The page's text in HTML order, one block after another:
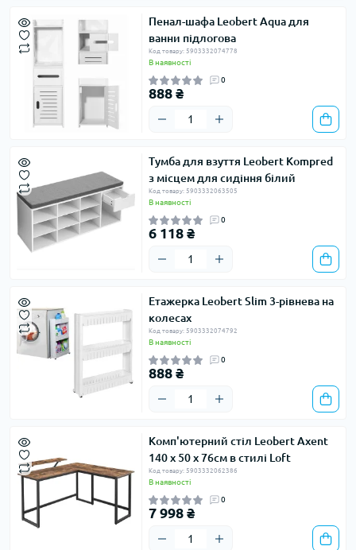
Пенал-шафа Leobert Aqua для
ванни підлогова
Код товару: 5903332074778
В наявності
0
888 ₴
Тумба для взуття Leobert Kompred
з місцем для сидіння білий
Код товару: 5903332063505
В наявності
0
6 118 ₴
Етажерка Leobert Slim 3-рівнева на
колесах
Код товару: 5903332074792
В наявності
0
888 ₴
Комп'ютерний стіл Leobert Axent
140 х 50 х 76см в стилі Loft
Код товару: 5903332062386
В наявності
0
7 998 ₴